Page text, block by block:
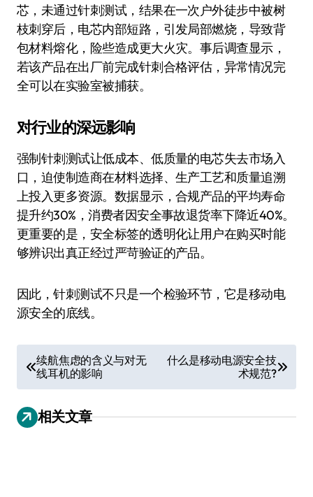
芯，未通过针刺测试，结果在一次户外徒步中被树
枝刺穿后，电芯内部短路，引发局部燃烧，导致背
包材料熔化，险些造成更大火灾。事后调查显示，
若该产品在出厂前完成针刺合格评估，异常情况完
全可以在实验室被捕获。
对行业的深远影响
强制针刺测试让低成本、低质量的电芯失去市场入
口，迫使制造商在材料选择、生产工艺和质量追溯
上投入更多资源。数据显示，合规产品的平均寿命
提升约30%，消费者因安全事故退货率下降近40%。
更重要的是，安全标签的透明化让用户在购买时能
够辨识出真正经过严苛验证的产品。
因此，针刺测试不只是一个检验环节，它是移动电
源安全的底线。
章
导
航
续航焦虑的含义与对无
线耳机的影响
什么是移动电源安全技
术规范?
相关文章